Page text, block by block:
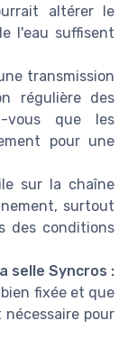
altérer le
l'eau suffisent
transmission
régulière des
vous que les
pour une
sur la chaîne
surtout
des conditions
selle Syncros :
fixée et que
nécessaire pour